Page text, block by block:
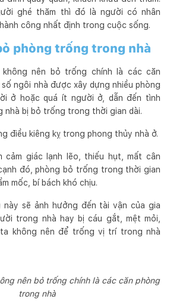
ghé thăm thì đó là người có nhân
công nhất định trong cuộc sống.
phòng trống trong nhà
nên bỏ trống chính là các căn
ngôi nhà được xây dựng nhiều phòng
ở hoặc quá ít người ở, dẫn đến tình
nhà bị bỏ trống trong thời gian dài.
điều kiêng kỵ trong phong thủy nhà ở.
cảm giác lạnh lẽo, thiếu hụt, mất cân
đó, phòng bỏ trống trong thời gian
mốc, bí bách khó chịu.
này sẽ ảnh hưởng đến tài vận của gia
trong nhà hay bị cáu gắt, mệt mỏi,
không nên để trống vị trí trong nhà
nên bỏ trống chính là các căn phòng
trong nhà